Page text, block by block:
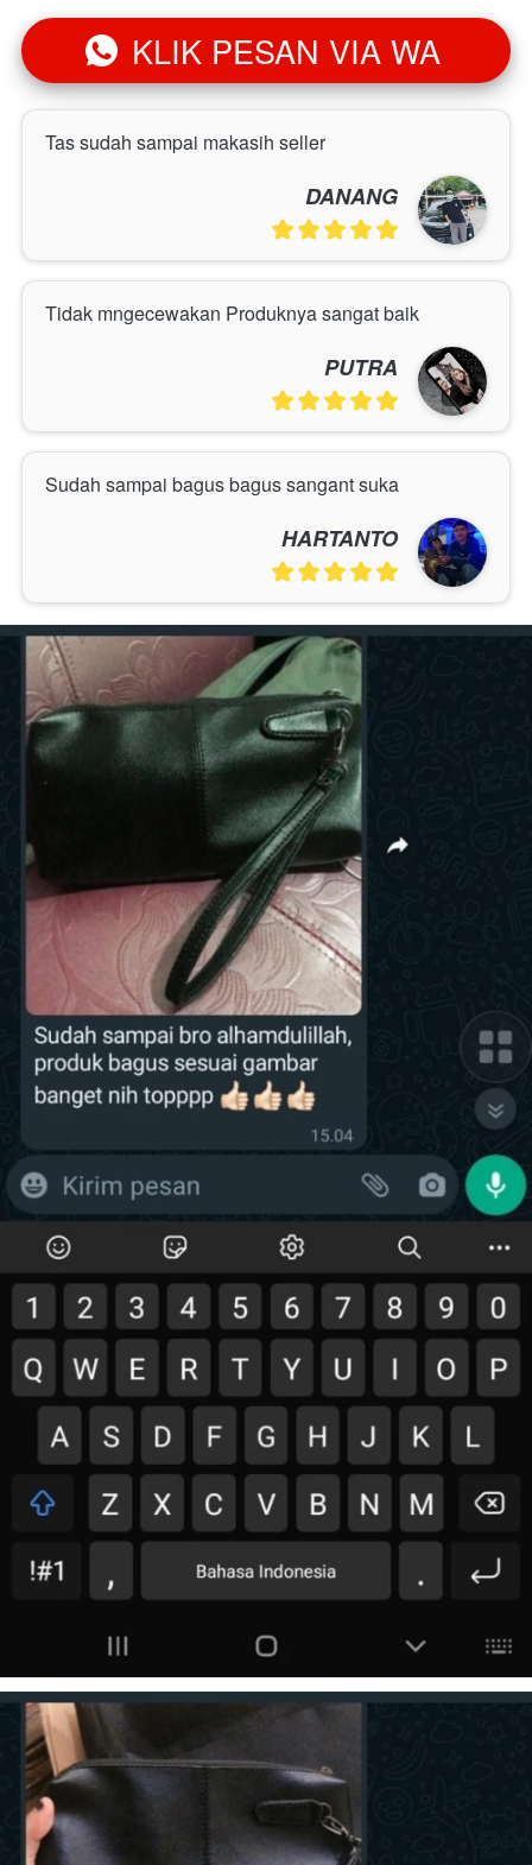
` KLIK PESAN VIA WA
Tas sudah sampai makasih seller
DANANG
Tidak mngecewakan Produknya sangat baik
PUTRA
Sudah sampai bagus bagus sangant suka
HARTANTO